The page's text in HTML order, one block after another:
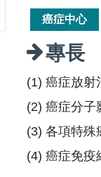
癌症中心
專長
(1) 癌症放射
(2) 癌症分子
(3) 各項特殊
(4) 癌症免疫